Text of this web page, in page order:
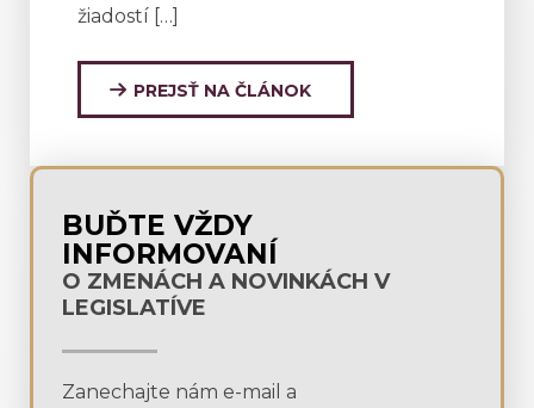
žiadostí […]
PREJSŤ NA ČLÁNOK
BUĎTE VŽDY
INFORMOVANÍ
O ZMENÁCH A NOVINKÁCH V
LEGISLATÍVE
Zanechajte nám e-mail a